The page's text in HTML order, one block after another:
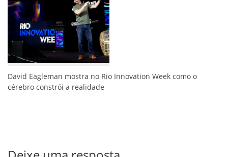
David Eagleman mostra no Rio Innovation Week como o
cérebro constrói a realidade